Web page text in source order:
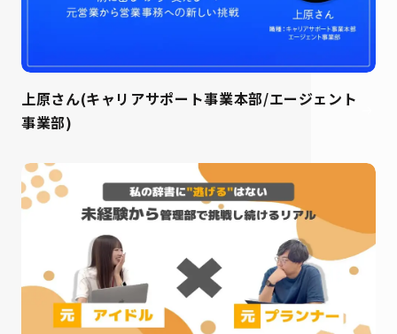
上原さん(キャリアサポート事業本部/エージェント
事業部)